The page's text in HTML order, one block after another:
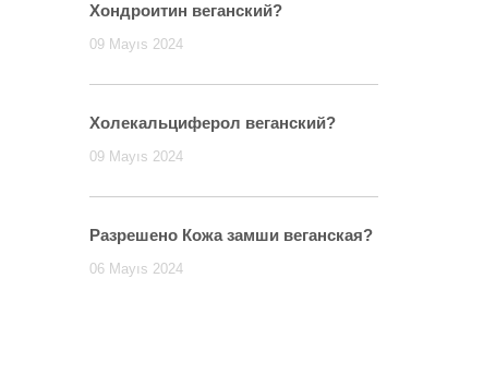
Хондроитин веганский?
09 Mayıs 2024
Холекальциферол веганский?
09 Mayıs 2024
Разрешено Кожа замши веганская?
06 Mayıs 2024